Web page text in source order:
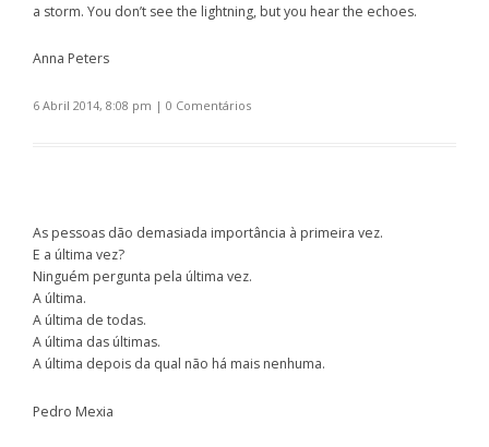
a storm. You don’t see the lightning, but you hear the echoes.
Anna Peters
6 Abril 2014, 8:08 pm | 0 Comentários
As pessoas dão demasiada importância à primeira vez.
E a última vez?
Ninguém pergunta pela última vez.
A última.
A última de todas.
A última das últimas.
A última depois da qual não há mais nenhuma.
Pedro Mexia